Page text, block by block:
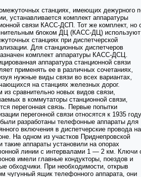
станциях, имеющих дежурного
устанавливается комплект аппаратуры
связи КАСС-ДСП. Тот же комплект, но
блоком ДЦ (КАСС-ДЦ)
станциях при диспетчерской
Для станционных диспетчеров
комплект аппаратуры КАСС-ДСЦ.
аппаратура станционной связи
применять ее в различных сочетаниях,
нужные виды связи во всех вариантах,
на станциях железных дорог.
из сравнительно новых видов связи,
в коммутаторы станционной связи,
перегонная связь. Первые попытки
перегонной связи относятся к 1935
были разработаны телефонные аппараты для
включения в диспетчерские провода на
На одном из участков Приднепровской
такие аппараты установили на опорах
линии с интервалами 1 — 2 км. Ключи
имели главные кондукторы, поездов и
обходчики. При необходимости, открыв
чугунный ящик телефонного аппарата, они